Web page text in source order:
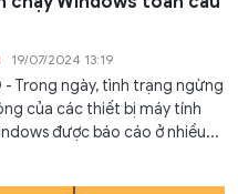
19/07/2024 13:19
- Trong ngày, tình trạng ngừng
của các thiết bị máy tính
được báo cáo ở nhiều...